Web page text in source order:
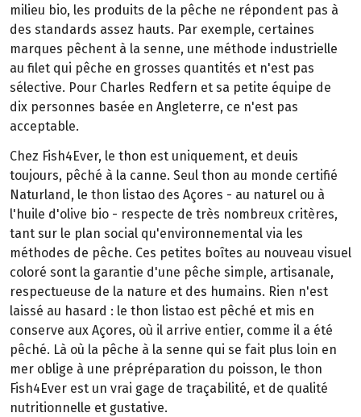
milieu bio, les produits de la pêche ne répondent pas à
des standards assez hauts. Par exemple, certaines
marques pêchent à la senne, une méthode industrielle
au filet qui pêche en grosses quantités et n'est pas
sélective. Pour Charles Redfern et sa petite équipe de
dix personnes basée en Angleterre, ce n'est pas
acceptable.
Chez Fish4Ever, le thon est uniquement, et deuis
toujours, pêché à la canne. Seul thon au monde certifié
Naturland, le thon listao des Açores - au naturel ou à
l'huile d'olive bio - respecte de très nombreux critères,
tant sur le plan social qu'environnemental via les
méthodes de pêche. Ces petites boîtes au nouveau visuel
coloré sont la garantie d'une pêche simple, artisanale,
respectueuse de la nature et des humains. Rien n'est
laissé au hasard : le thon listao est pêché et mis en
conserve aux Açores, où il arrive entier, comme il a été
pêché. Là où la pêche à la senne qui se fait plus loin en
mer oblige à une prépréparation du poisson, le thon
Fish4Ever est un vrai gage de traçabilité, et de qualité
nutritionnelle et gustative.